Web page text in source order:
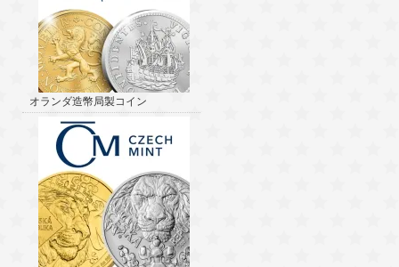
オランダ造幣局製コイン